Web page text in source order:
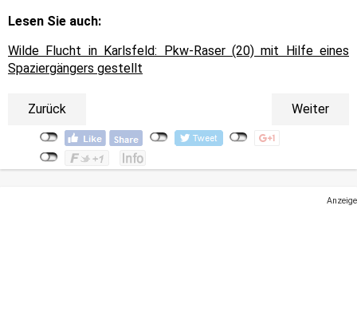
Lesen Sie auch:
Wilde Flucht in Karlsfeld: Pkw-Raser (20) mit Hilfe eines
Spaziergängers gestellt
Zurück Weiter
Anzeige